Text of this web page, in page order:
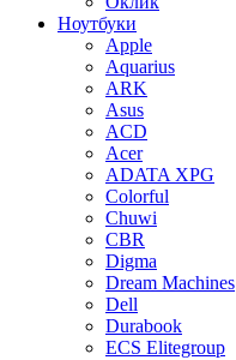
Ноутбуки
Apple
Aquarius
ARK
Asus
ACD
Acer
ADATA XPG
Colorful
Chuwi
CBR
Digma
Dream Machines
Dell
Durabook
ECS Elitegroup